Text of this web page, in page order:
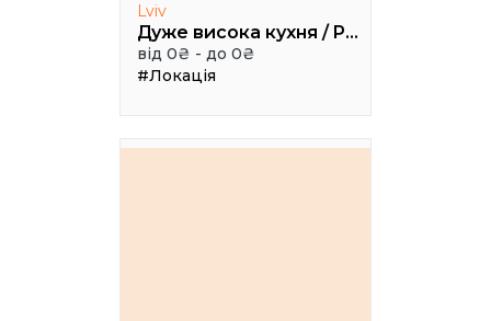
Lviv
Дуже висока кухня / Pretty High Kitchen
від 0₴ - до 0₴
#Локація